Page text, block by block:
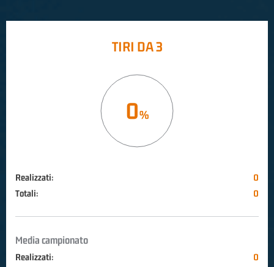
TIRI DA 3
0
Realizzati:
0
Totali:
0
Media campionato
Realizzati:
0